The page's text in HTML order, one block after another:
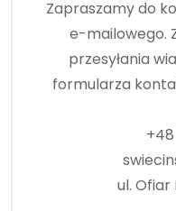
Zapraszamy do
e-mailowego.
przesyłania
formularza
+48
ul. Ofiar